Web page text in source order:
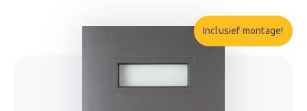
Inclusief montage!